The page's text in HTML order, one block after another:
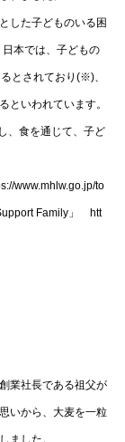
した子どものいる困
本では、子どもの
とされており(※)、
といわれています。
、食を通じて、子ど
www.mhlw.go.jp/to
Family」 htt
業社長である祖父が
いから、大麦を一粒
ました。